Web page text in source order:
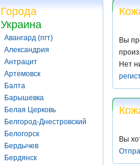
Города
Украина
Авангард (пгт)
Александрия
Антрацит
Артемовск
Балта
Барышевка
Белая Церковь
Белгород-Днестровский
Белогорск
Бердычев
Бердянск
Вы
Нет
Вы